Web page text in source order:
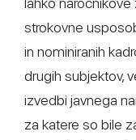
strokovne
in nominiranih
drugih subjektov,
izvedbi javnega
za katere so bile